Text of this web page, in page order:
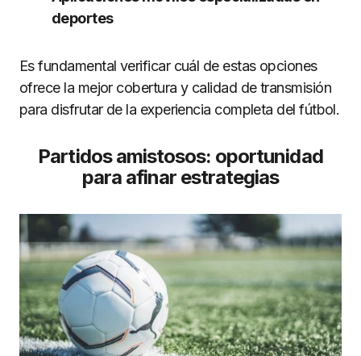
deportes
Es fundamental verificar cuál de estas opciones
ofrece la mejor cobertura y calidad de transmisión
para disfrutar de la experiencia completa del fútbol.
Partidos amistosos: oportunidad
para afinar estrategias